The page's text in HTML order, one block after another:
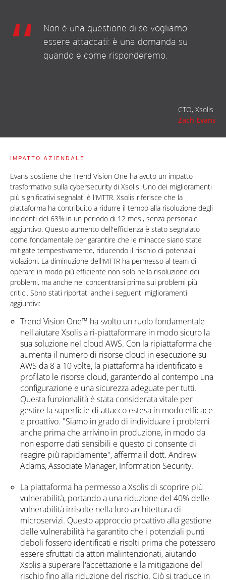
Non è una questione di se vogliamo
essere attaccati: è una domanda su
quando e come risponderemo.
CTO, Xsolis
Zach Evans
IMPATTO AZIENDALE
Evans sostiene che Trend Vision One ha avuto un impatto
trasformativo sulla cybersecurity di Xsolis. Uno dei miglioramenti
più significativi segnalati è l'MTTR. Xsolis riferisce che la
piattaforma ha contribuito a ridurre il tempo alla risoluzione degli
incidenti del 63% in un periodo di 12 mesi, senza personale
aggiuntivo. Questo aumento dell'efficienza è stato segnalato
come fondamentale per garantire che le minacce siano state
mitigate tempestivamente, riducendo il rischio di potenziali
violazioni. La diminuzione dell'MTTR ha permesso al team di
operare in modo più efficiente non solo nella risoluzione dei
problemi, ma anche nel concentrarsi prima sui problemi più
critici. Sono stati riportati anche i seguenti miglioramenti
aggiuntivi:
Trend Vision One™ ha svolto un ruolo fondamentale
nell'aiutare Xsolis a ri-piattaformare in modo sicuro la
sua soluzione nel cloud AWS. Con la ripiattaforma che
aumenta il numero di risorse cloud in esecuzione su
AWS da 8 a 10 volte, la piattaforma ha identificato e
profilato le risorse cloud, garantendo al contempo una
configurazione e una sicurezza adeguate per tutti.
Questa funzionalità è stata considerata vitale per
gestire la superficie di attacco estesa in modo efficace
e proattivo. "Siamo in grado di individuare i problemi
anche prima che arrivino in produzione, in modo da
non esporre dati sensibili e questo ci consente di
reagire più rapidamente", afferma il dott. Andrew
Adams, Associate Manager, Information Security.
La piattaforma ha permesso a Xsolis di scoprire più
vulnerabilità, portando a una riduzione del 40% delle
vulnerabilità irrisolte nella loro architettura di
microservizi. Questo approccio proattivo alla gestione
delle vulnerabilità ha garantito che i potenziali punti
deboli fossero identificati e risolti prima che potessero
essere sfruttati da attori malintenzionati, aiutando
Xsolis a superare l'accettazione e la mitigazione del
rischio fino alla riduzione del rischio. Ciò si traduce in